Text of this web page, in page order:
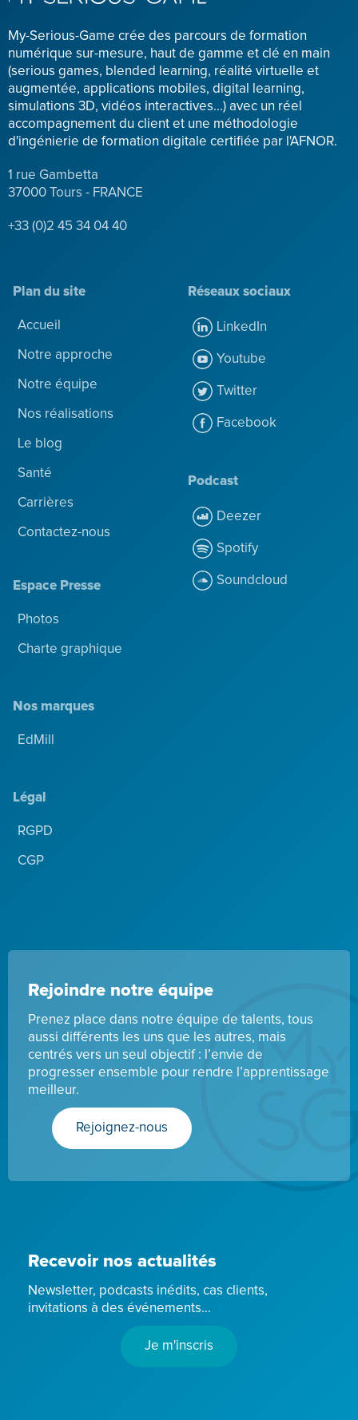
My-Serious-Game crée des parcours de formation
numérique sur-mesure, haut de gamme et clé en main
(serious games, blended learning, réalité virtuelle et
augmentée, applications mobiles, digital learning,
simulations 3D, vidéos interactives...) avec un réel
accompagnement du client et une méthodologie
d'ingénierie de formation digitale certifiée par l'AFNOR.
1 rue Gambetta
37000 Tours - FRANCE
+33 (0)2 45 34 04 40
Plan du site
Accueil
Notre approche
Notre équipe
Nos réalisations
Le blog
Santé
Carrières
Contactez-nous
Réseaux sociaux
LinkedIn
Youtube
Twitter
Facebook
Podcast
Deezer
Spotify
Soundcloud
Espace Presse
Photos
Charte graphique
Nos marques
EdMill
Légal
RGPD
CGP
Rejoindre notre équipe
Prenez place dans notre équipe de talents, tous
aussi différents les uns que les autres, mais
centrés vers un seul objectif : l’envie de
progresser ensemble pour rendre l’apprentissage
meilleur.
Rejoignez-nous
Recevoir nos actualités
Newsletter, podcasts inédits, cas clients,
invitations à des événements…
Je m'inscris